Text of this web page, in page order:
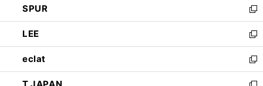
で
開
く
ド
ウ
で
開
く
ィ
ン
ド
ウ
で
開
く
い
ウ
ィ
ン
ド
ウ
SPUR
新
し
い
ウ
ィ
ン
LEE
新
し
い
ウ
eclat
新
し